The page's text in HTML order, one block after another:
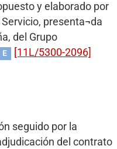
y elaborado por
presenta¬da
del Grupo
E
[11L/5300-2096]
seguido por la
del contrato